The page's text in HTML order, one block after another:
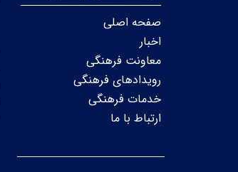
صفحه اصلی
اخبار
معاونت فرهنگی
رویدادهای فرهنگی
خدمات فرهنگی
ارتباط با ما